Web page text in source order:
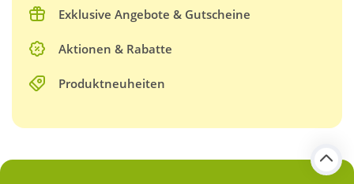
Exklusive Angebote & Gutscheine
Aktionen & Rabatte
Produktneuheiten